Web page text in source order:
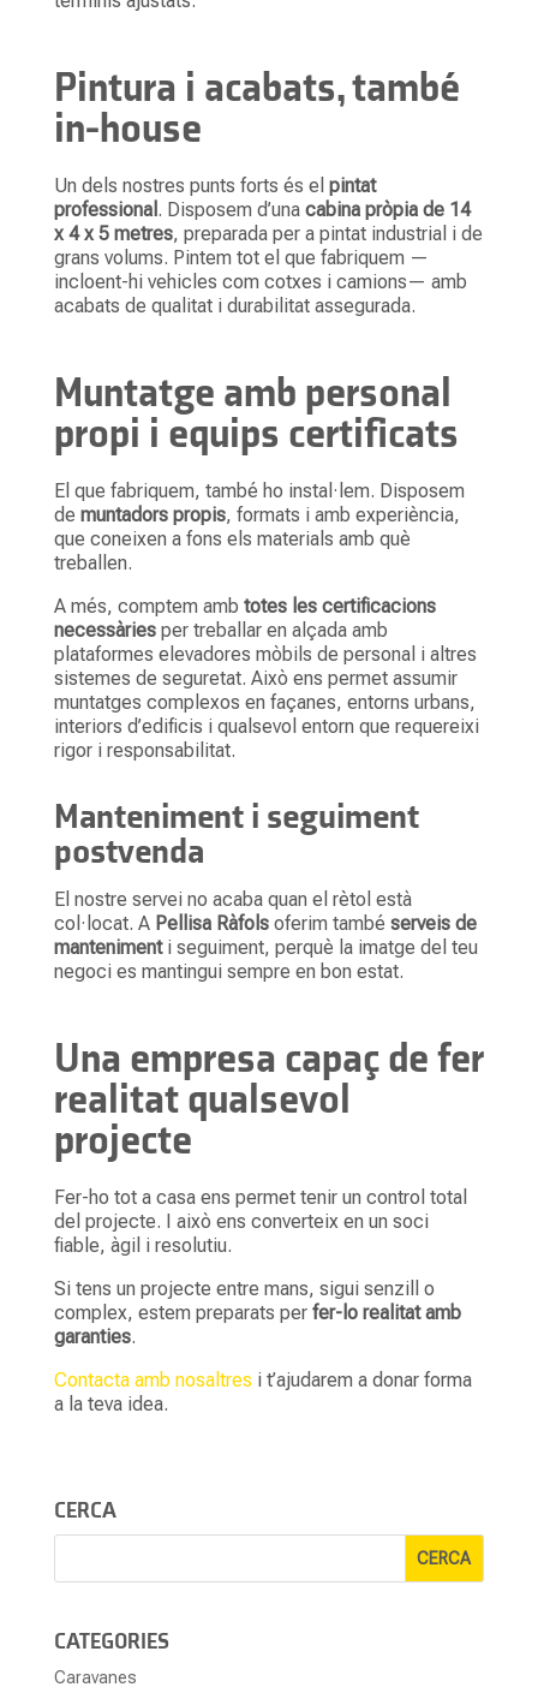
Pintura i acabats, també
in-house
Un dels nostres punts forts és el pintat
professional . Disposem d’una cabina pròpia de 14
x 4 x 5 metres, preparada per a pintat industrial i de
grans volums. Pintem tot el que fabriquem —
incloent-hi vehicles com cotxes i camions— amb
acabats de qualitat i durabilitat assegurada.
Muntatge amb personal
propi i equips certificats
El que fabriquem, també ho instal·lem. Disposem
de muntadors propis, formats i amb experiència,
que coneixen a fons els materials amb què
treballen.
A més, comptem amb totes les certificacions
necessàriesper treballar en alçada amb
plataformes elevadores mòbils de personal i altres
sistemes de seguretat. Això ens permet assumir
muntatges complexos en façanes, entorns urbans,
interiors d’edificis i qualsevol entorn que requereixi
rigor i responsabilitat.
Manteniment i seguiment
postvenda
El nostre servei no acaba quan el rètol està
col·locat. A Pellisa Ràfolsoferim també serveis de
mantenimenti seguiment, perquè la imatge del teu
negoci es mantingui sempre en bon estat.
Una empresa capaç de fer
realitat qualsevol
projecte
Fer-ho tot a casa ens permet tenir un control total
del projecte. I això ens converteix en un soci
fiable, àgil i resolutiu.
Si tens un projecte entre mans, sigui senzill o
complex, estem preparats per fer-lo realitat amb
garanties.
Contacta amb nosaltres i t’ajudarem a donar forma
a la teva idea.
CERCA
CATEGORIES
Caravanes